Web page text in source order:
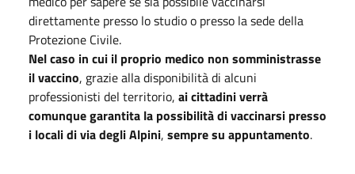
direttamente presso lo studio o presso la sede della
Protezione Civile.
Nel caso in cui il proprio medico non somministrasse
il vaccino, grazie alla disponibilità di alcuni
professionisti del territorio, ai cittadini verrà
comunque garantita la possibilità di vaccinarsi presso
i locali di via degli Alpini, sempre su appuntamento.